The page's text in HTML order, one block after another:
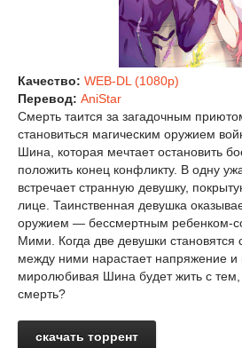
Качество: WEB-DL (1080p)
Перевод: AniStar
Смерть таится за загадочным
становиться магическим оружием
Шина, которая мечтает остановить
положить конец конфликту. В одну
встречает странную девушку,
лице. Таинственная девушка
оружием — бессмертным ребенком-
Мими. Когда две девушки становятся
между ними нарастает напряжение и
миролюбивая Шина будет жить с тем,
смерть?
скачать торрент